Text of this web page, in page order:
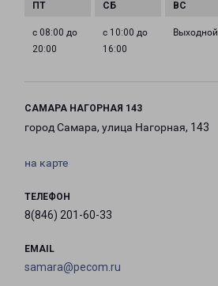
с 08:00 до
20:00
с 10:00 до
16:00
Выходной
САМАРА НАГОРНАЯ 143
город Самара, улица Нагорная, 143
на карте
ТЕЛЕФОН
8(846) 201-60-33
EMAIL
samara@pecom.ru